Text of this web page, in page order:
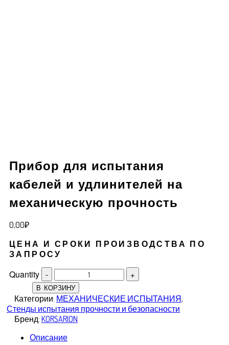
Прибор для испытания
кабелей и удлинителей на
механическую прочность
0,00₽
ЦЕНА И СРОКИ ПРОИЗВОДСТВА ПО
ЗАПРОСУ
Quantity
В КОРЗИНУ
Категории: МЕХАНИЧЕСКИЕ ИСПЫТАНИЯ,
Стенды испытания прочности и безопасности
Бренд: KORSARION
Описание